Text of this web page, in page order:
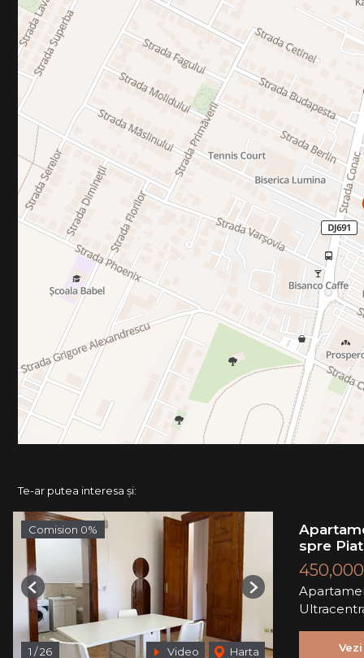
Te-ar putea interesa și:
Comision 0%
1 /26 Video Harta
Previous Next
spre